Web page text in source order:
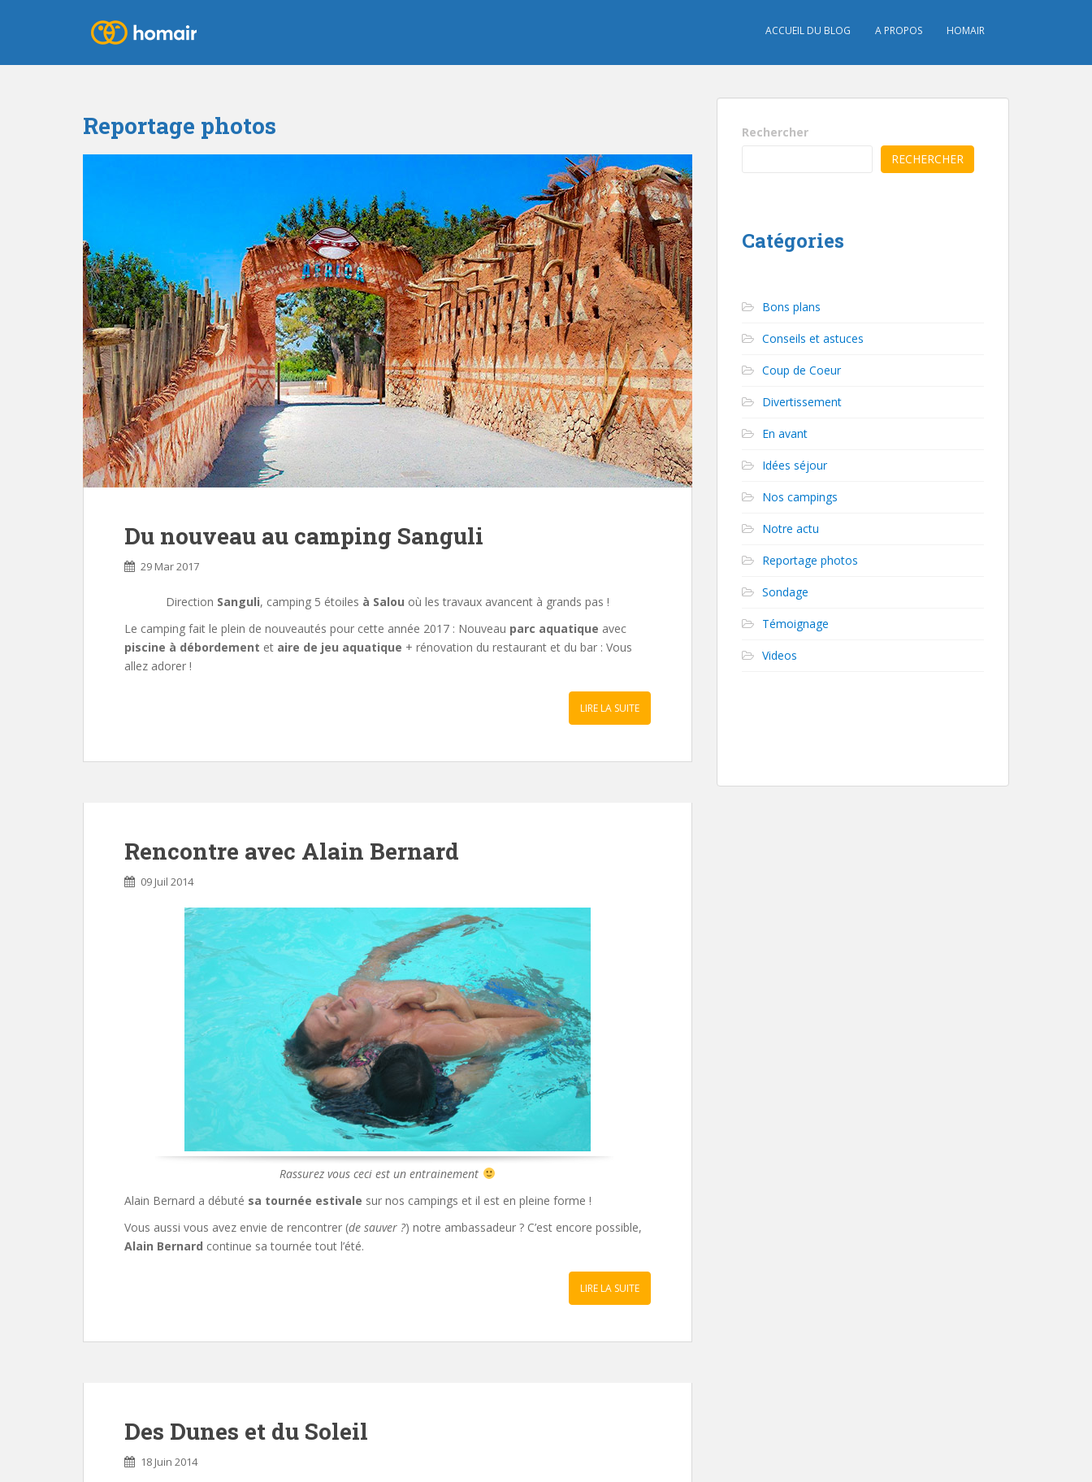
ACCUEIL DU BLOG A PROPOS HOMAIR
Reportage photos
Du nouveau au camping Sanguli
29 Mar 2017
Direction Sanguli, camping 5 étoiles à Salou où les travaux avancent à grands pas !
Le camping fait le plein de nouveautés pour cette année 2017 : Nouveau parc aquatique avec
piscine à débordement et aire de jeu aquatique + rénovation du restaurant et du bar : Vous
allez adorer !
LIRE LA SUITE
Rencontre avec Alain Bernard
09 Juil 2014
Rassurez vous ceci est un entrainement
Alain Bernard a débuté sa tournée estivale sur nos campings et il est en pleine forme !
Vous aussi vous avez envie de rencontrer (de sauver ?) notre ambassadeur ? C’est encore possible,
Alain Bernard continue sa tournée tout l’été.
LIRE LA SUITE
Des Dunes et du Soleil
18 Juin 2014
Rechercher
RECHERCHER
Catégories
Bons plans
Conseils et astuces
Coup de Coeur
Divertissement
En avant
Idées séjour
Nos campings
Notre actu
Reportage photos
Sondage
Témoignage
Videos